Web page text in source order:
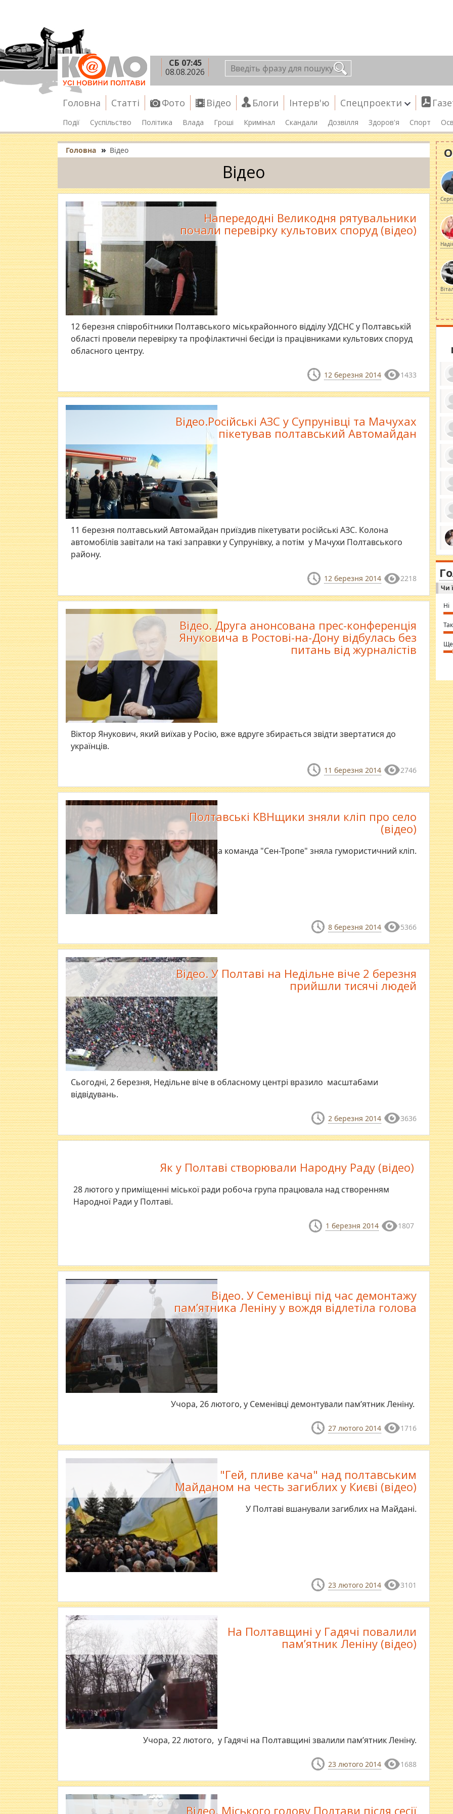
СБ 07:45
08.08.2026
Головна Статті Фото Відео Блоги Інтерв'ю Спецпроекти
Події Суспільство Політика Влада Гроші Кримінал Скандали Дозвілля Здоров'я Спорт
Головна » Відео
Відео
Напередодні Великодня рятувальники
почали перевірку культових споруд (відео)
12 березня співробітники Полтавського міськрайонного відділу УДСНС у Полтавській
області провели перевірку та профілактичні бесіди із працівниками культових споруд
обласного центру.
12 березня 2014 1433
Відео.Російські АЗС у Супрунівці та Мачухах
пікетував полтавський Автомайдан
11 березня полтавський Автомайдан приїздив пікетувати російські АЗС. Колона
автомобілів завітали на такі заправки у Супрунівку, а потім у Мачухи Полтавського
району.
12 березня 2014 2218
Відео. Друга анонсована прес-конференція
Януковича в Ростові-на-Дону відбулась без
питань від журналістів
Віктор Янукович, який виїхав у Росію, вже вдруге збирається звідти звертатися до
українців.
11 березня 2014 2746
Полтавські КВНщики зняли кліп про село
(відео)
Полтавська команда "Сен-Тропе" зняла гумористичний кліп.
8 березня 2014 5366
Відео. У Полтаві на Недільне віче 2 березня
прийшли тисячі людей
Сьогодні, 2 березня, Недільне віче в обласному центрі вразило масштабами
відвідувань.
2 березня 2014 3636
Як у Полтаві створювали Народну Раду (відео)
28 лютого у приміщенні міської ради робоча група працювала над створенням
Народної Ради у Полтаві.
1 березня 2014 1807
Відео. У Семенівці під час демонтажу
пам’ятника Леніну у вождя відлетіла голова
Учора, 26 лютого, у Семенівці демонтували пам’ятник Леніну.
27 лютого 2014 1716
"Гей, пливе кача" над полтавським
Майданом на честь загиблих у Києві (відео)
У Полтаві вшанували загиблих на Майдані.
23 лютого 2014 3101
На Полтавщині у Гадячі повалили
пам’ятник Леніну (відео)
Учора, 22 лютого, у Гадячі на Полтавщині звалили пам’ятник Леніну.
23 лютого 2014 1688
Відео. Міського голову Полтави після сесії
за
ми
in
⇒
Чи
Ні
Так
Ще